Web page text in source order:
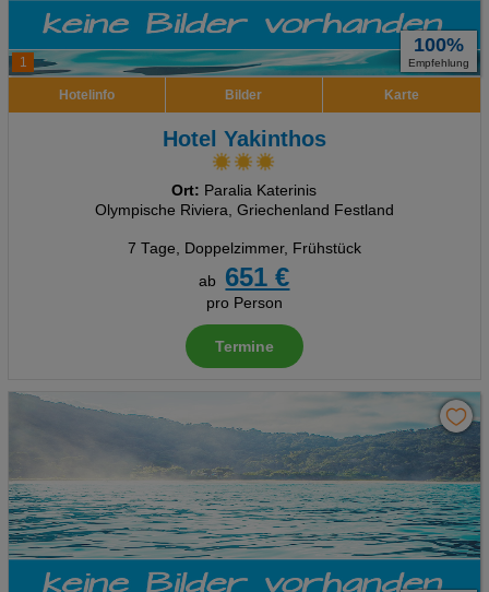
1
100%
Empfehlung
Hotelinfo Bilder Karte
Hotel Yakinthos
Ort: Paralia Katerinis
Olympische Riviera, Griechenland Festland
7 Tage, Doppelzimmer, Frühstück
ab
651 €
pro Person
Termine